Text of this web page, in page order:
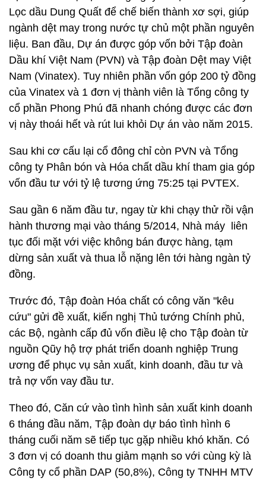
Lọc dầu Dung Quất để chế biến thành xơ sợi, giúp
ngành dệt may trong nước tự chủ một phần nguyên
liệu. Ban đầu, Dự án được góp vốn bởi Tập đoàn
Dầu khí Việt Nam (PVN) và Tập đoàn Dệt may Việt
Nam (Vinatex). Tuy nhiên phần vốn góp 200 tỷ đồng
của Vinatex và 1 đơn vị thành viên là Tổng công ty
cổ phần Phong Phú đã nhanh chóng được các đơn
vị này thoái hết và rút lui khỏi Dự án vào năm 2015.
Sau khi cơ cấu lại cổ đông chỉ còn PVN và Tổng
công ty Phân bón và Hóa chất dầu khí tham gia góp
vốn đầu tư với tỷ lệ tương ứng 75:25 tại PVTEX.
Sau gần 6 năm đầu tư, ngay từ khi chạy thử rồi vận
hành thương mại vào tháng 5/2014, Nhà máy liên
tục đối mặt với việc không bán được hàng, tạm
dừng sản xuất và thua lỗ nặng lên tới hàng ngàn tỷ
đồng.
Trước đó, Tập đoàn Hóa chất có công văn "kêu
cứu" gửi đề xuất, kiến nghị Thủ tướng Chính phủ,
các Bộ, ngành cấp đủ vốn điều lệ cho Tập đoàn từ
nguồn Qũy hộ trợ phát triển doanh nghiệp Trung
ương để phục vụ sản xuất, kinh doanh, đầu tư và
trả nợ vốn vay đầu tư.
Theo đó, Căn cứ vào tình hình sản xuất kinh doanh
6 tháng đầu năm, Tập đoàn dự báo tình hình 6
tháng cuối năm sẽ tiếp tục gặp nhiều khó khăn. Có
3 đơn vị có doanh thu giảm mạnh so với cùng kỳ là
Công ty cổ phần DAP (50,8%), Công ty TNHH MTV